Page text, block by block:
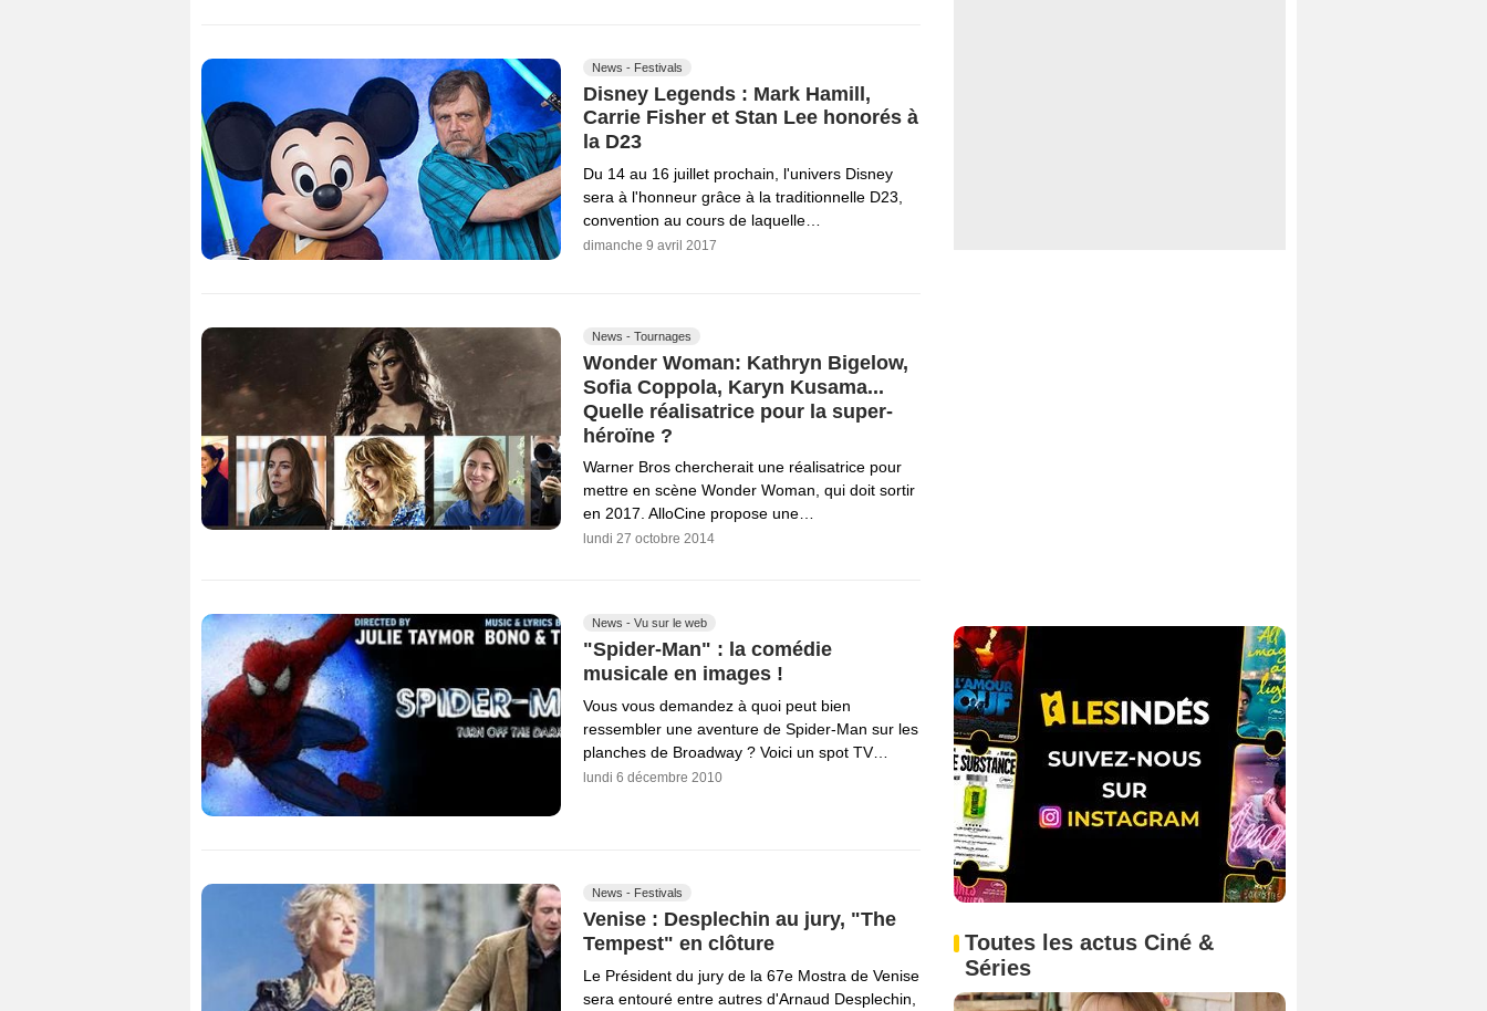
News - Festivals
Disney Legends : Mark Hamill,
Carrie Fisher et Stan Lee honorés à
la D23
Du 14 au 16 juillet prochain, l'univers Disney
sera à l'honneur grâce à la traditionnelle D23,
convention au cours de laquelle…
dimanche 9 avril 2017
News - Tournages
Wonder Woman: Kathryn Bigelow,
Sofia Coppola, Karyn Kusama...
Quelle réalisatrice pour la super-
héroïne ?
Warner Bros chercherait une réalisatrice pour
mettre en scène Wonder Woman, qui doit sortir
en 2017. AlloCine propose une…
lundi 27 octobre 2014
News - Vu sur le web
"Spider-Man" : la comédie
musicale en images !
Vous vous demandez à quoi peut bien
ressembler une aventure de Spider-Man sur les
planches de Broadway ? Voici un spot TV…
lundi 6 décembre 2010
News - Festivals
Venise : Desplechin au jury, "The
Tempest" en clôture
Le Président du jury de la 67e Mostra de Venise
sera entouré entre autres d'Arnaud Desplechin,
Toutes les actus Ciné &
Séries